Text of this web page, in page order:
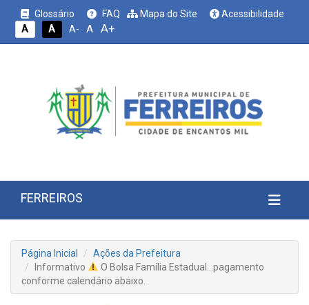
Glossário FAQ Mapa do Site
Acessibilidade
A
A A- A A+
FERREIROS
Página Inicial
Ações da Prefeitura
Informativo
O Bolsa Família Estadual…pagamento
conforme calendário abaixo.